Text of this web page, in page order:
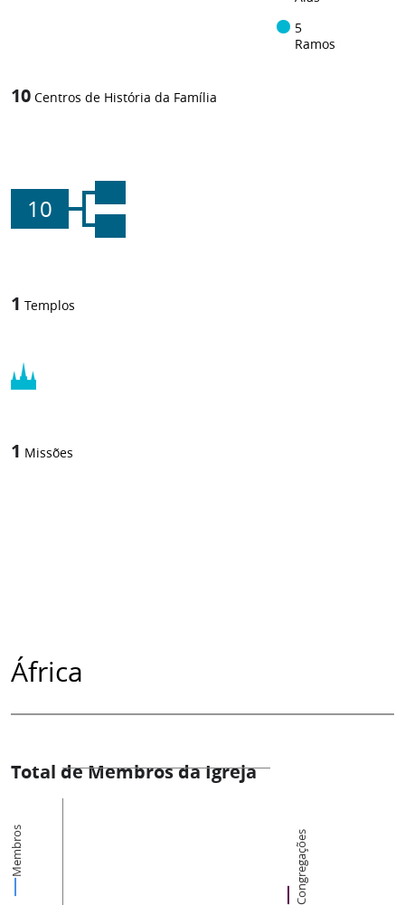
5
Ramos
10 Centros de História da Família
10
1 Templos
1 Missões
África
Total de Membros da Igreja
Membros Congregações